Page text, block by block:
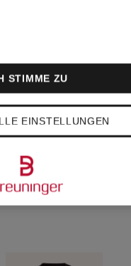
COTTON
EINSTELLUNGEN
STIMME ZU